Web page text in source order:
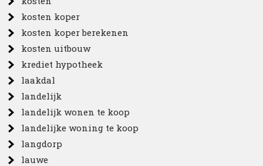
kosten koper
kosten koper berekenen
kosten uitbouw
krediet hypotheek
laakdal
landelijk
landelijk wonen te koop
landelijke woning te koop
langdorp
lauwe